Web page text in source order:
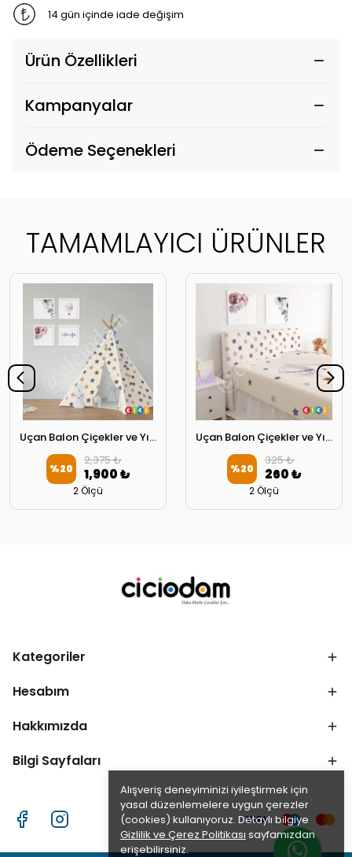
Alışveriş deneyiminizi iyileştirmek için
yasal düzenlemelere uygun çerezler
(cookies) kullanıyoruz. Detaylı bilgiye
Gizlilik ve Çerez Politikası sayfamızdan
erişebilirsiniz.
14 gün içinde iade değişim
Ürün Özellikleri
Kampanyalar
Ödeme Seçenekleri
TAMAMLAYICI ÜRÜNLER
Uçan Balon Çiçekler ve Yıldızlar Oyun Çadırı
%20
2,375 ₺
1,900 ₺
2 Ölçü
Uçan Balon Çiçekler ve Yıldızlar Başlık Kılıfı
%20
325 ₺
260 ₺
2 Ölçü
Kategoriler
Hesabım
Hakkımızda
Bilgi Sayfaları